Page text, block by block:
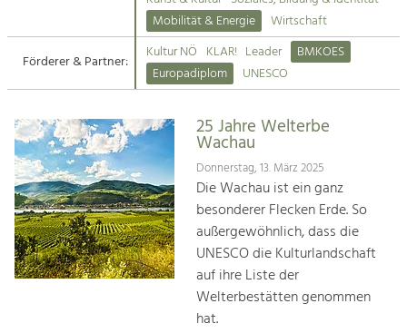
Suche
Impressum
Kontakt
Tourismus
Angebotsentwicklung und
Kunst & Kultur
Handwerk, Wissenschaft und Forschung.
Soziales, Bildung &
Identität
Gleichberechtigung, Jugend und
Integration
Mobilität & Energie
Klimawandel, öffentlicher Verkehr und
Mobilität & Energie
Wirtschaft
Förderer & Partner:
Kultur NÖ KLAR! Leader
BMKOES
Europadiplom
UNESCO
25 Jahre Welterbe
Wachau
Donnerstag, 13. März 2025
Die Wachau ist ein ganz
besonderer Flecken Erde. So
außergewöhnlich, dass die
UNESCO die Kulturlandschaft
auf ihre Liste der
Welterbestätten genommen
hat.